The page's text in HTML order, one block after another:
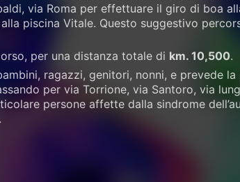
via Roma per effettuare il giro di boa
piscina Vitale. Questo suggestivo
per una distanza totale di km. 10,500.
ragazzi, genitori, nonni, e prevede
per via Torrione, via Santoro, via
persone affette dalla sindrome